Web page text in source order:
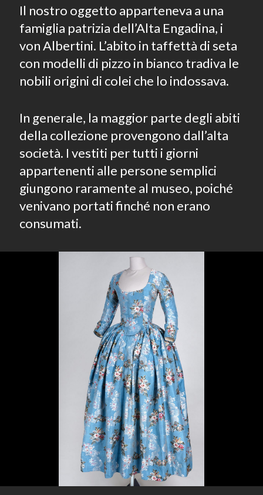
Il nostro oggetto apparteneva a una
famiglia patrizia dell’Alta Engadina, i
von Albertini. L’abito in taffettà di seta
con modelli di pizzo in bianco tradiva le
nobili origini di colei che lo indossava.
In generale, la maggior parte degli abiti
della collezione provengono dall’alta
società. I vestiti per tutti i giorni
appartenenti alle persone semplici
giungono raramente al museo, poiché
venivano portati finché non erano
consumati.